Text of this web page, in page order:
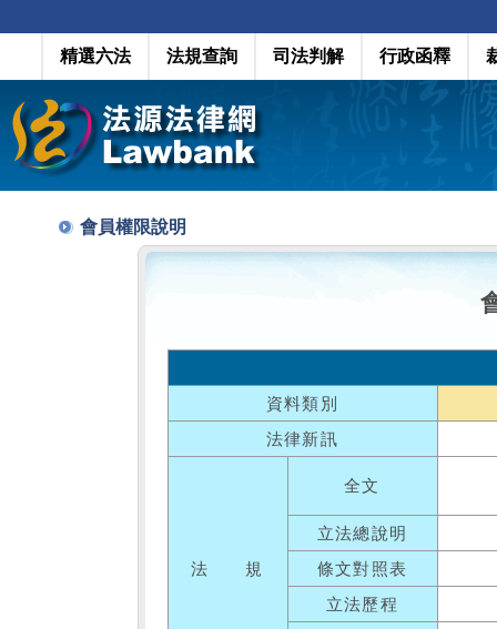
精選六法 法規查詢 司法判解 行政函釋
會員權限說明
資料類別
法律新訊
法 規
全文
立法總說明
條文對照表
立法歷程